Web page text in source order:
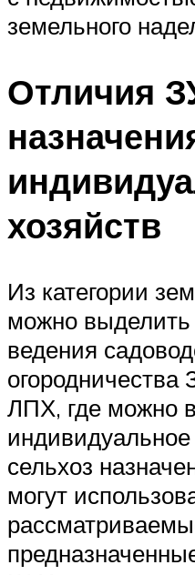
земельного
Отличия
хозяйств
Из категории
можно
ведения
ЛПХ, где можно
сельхоз
могут